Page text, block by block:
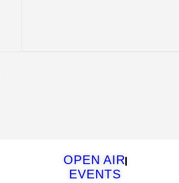
OPEN AIR
EVENTS